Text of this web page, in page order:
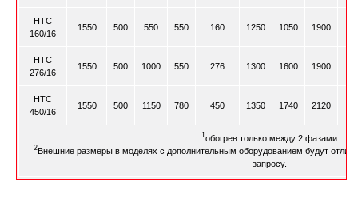
HTC
160/16
1550 500 550 550 160 1250 1050 1900
HTC
276/16
1550 500 1000 550 276 1300 1600 1900
HTC
450/16
1550 500 1150 780 450 1350 1740 2120
1 обогрев только между 2 фазами
2Внешние размеры в моделях с дополнительным оборудованием будут
запросу.